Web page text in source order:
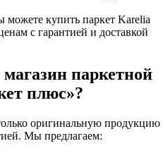
купить паркет Karelia
с гарантией и доставкой
паркетной
плюс»?
оригинальную продукцию
Мы предлагаем: